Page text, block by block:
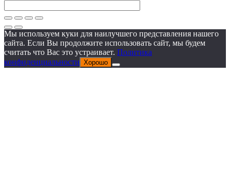
Мы используем куки для наилучшего представления нашего
сайта. Если Вы продолжите использовать сайт, мы будем
считать что Вас это устраивает. Политика
конфиденциальности Хорошо